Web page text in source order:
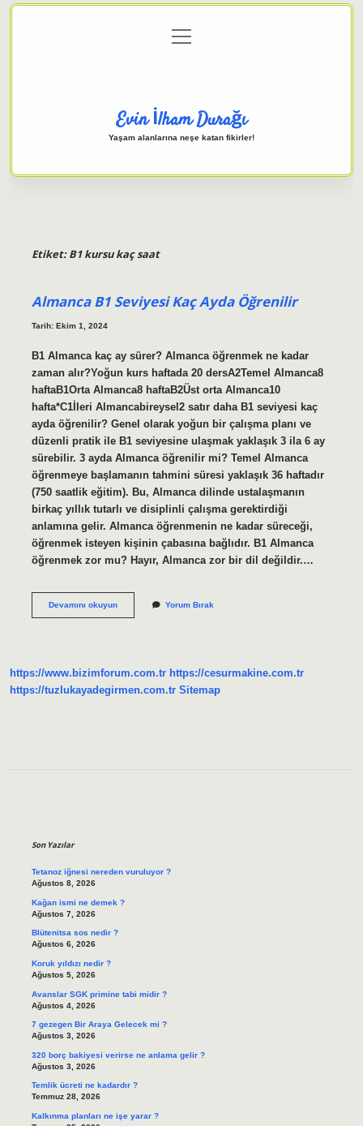
Gizlilik Politikası
menüyü
aç
Evin İlham Durağı
Yaşam alanlarına neşe katan fikirler!
Etiket:B1 kursu kaç saat
Almanca B1 Seviyesi Kaç Ayda Öğrenilir
Tarih: Ekim 1, 2024
B1 Almanca kaç ay sürer? Almanca öğrenmek ne kadar
zaman alır?Yoğun kurs haftada 20 dersA2Temel Almanca8
haftaB1Orta Almanca8 haftaB2Üst orta Almanca10
hafta*C1İleri Almancabireysel2 satır daha B1 seviyesi kaç
ayda öğrenilir? Genel olarak yoğun bir çalışma planı ve
düzenli pratik ile B1 seviyesine ulaşmak yaklaşık 3 ila 6 ay
sürebilir. 3 ayda Almanca öğrenilir mi? Temel Almanca
öğrenmeye başlamanın tahmini süresi yaklaşık 36 haftadır
(750 saatlik eğitim). Bu, Almanca dilinde ustalaşmanın
birkaç yıllık tutarlı ve disiplinli çalışma gerektirdiği
anlamına gelir. Almanca öğrenmenin ne kadar süreceği,
öğrenmek isteyen kişinin çabasına bağlıdır. B1 Almanca
öğrenmek zor mu? Hayır, Almanca zor bir dil değildir.…
Devamını okuyunAlmanca
Yorum Bırak
https://www.bizimforum.com.tr https://cesurmakine.com.tr
https://tuzlukayadegirmen.com.tr Sitemap
Son Yazılar
Tetanoz iğnesi nereden vuruluyor ?
Ağustos 8, 2026
Kağan ismi ne demek ?
Ağustos 7, 2026
Blütenitsa sos nedir ?
Ağustos 6, 2026
Koruk yıldızı nedir ?
Ağustos 5, 2026
Avanslar SGK primine tabi midir ?
Ağustos 4, 2026
7 gezegen Bir Araya Gelecek mi ?
Ağustos 3, 2026
320 borç bakiyesi verirse ne anlama gelir ?
Ağustos 3, 2026
Temlik ücreti ne kadardır ?
Temmuz 28, 2026
Kalkınma planları ne işe yarar ?